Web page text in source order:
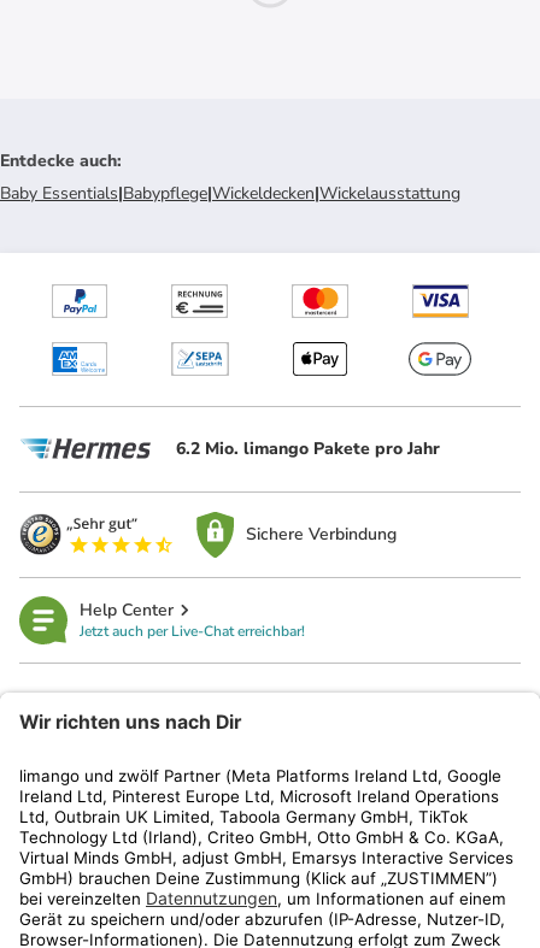
Entdecke auch:
Baby Essentials|Babypflege|Wickeldecken|Wickelausstattung
6.2 Mio. limango Pakete pro Jahr
Sichere Verbindung
Help Center
Jetzt auch per Live-Chat erreichbar!
Kundenservice
Shop
Aktionen